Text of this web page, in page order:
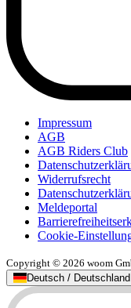
Impressum
AGB
AGB Riders Club
Widerrufsrecht
Meldeportal
Cookie-
Copyright © 2026 woom
Deutsch / Deutschland